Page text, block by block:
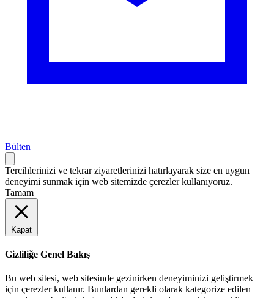
Bülten
Tercihlerinizi ve tekrar ziyaretlerinizi hatırlayarak size en uygun
deneyimi sunmak için web sitemizde çerezler kullanıyoruz.
Tamam
Kapat
Gizliliğe Genel Bakış
Bu web sitesi, web sitesinde gezinirken deneyiminizi geliştirmek
için çerezler kullanır. Bunlardan gerekli olarak kategorize edilen